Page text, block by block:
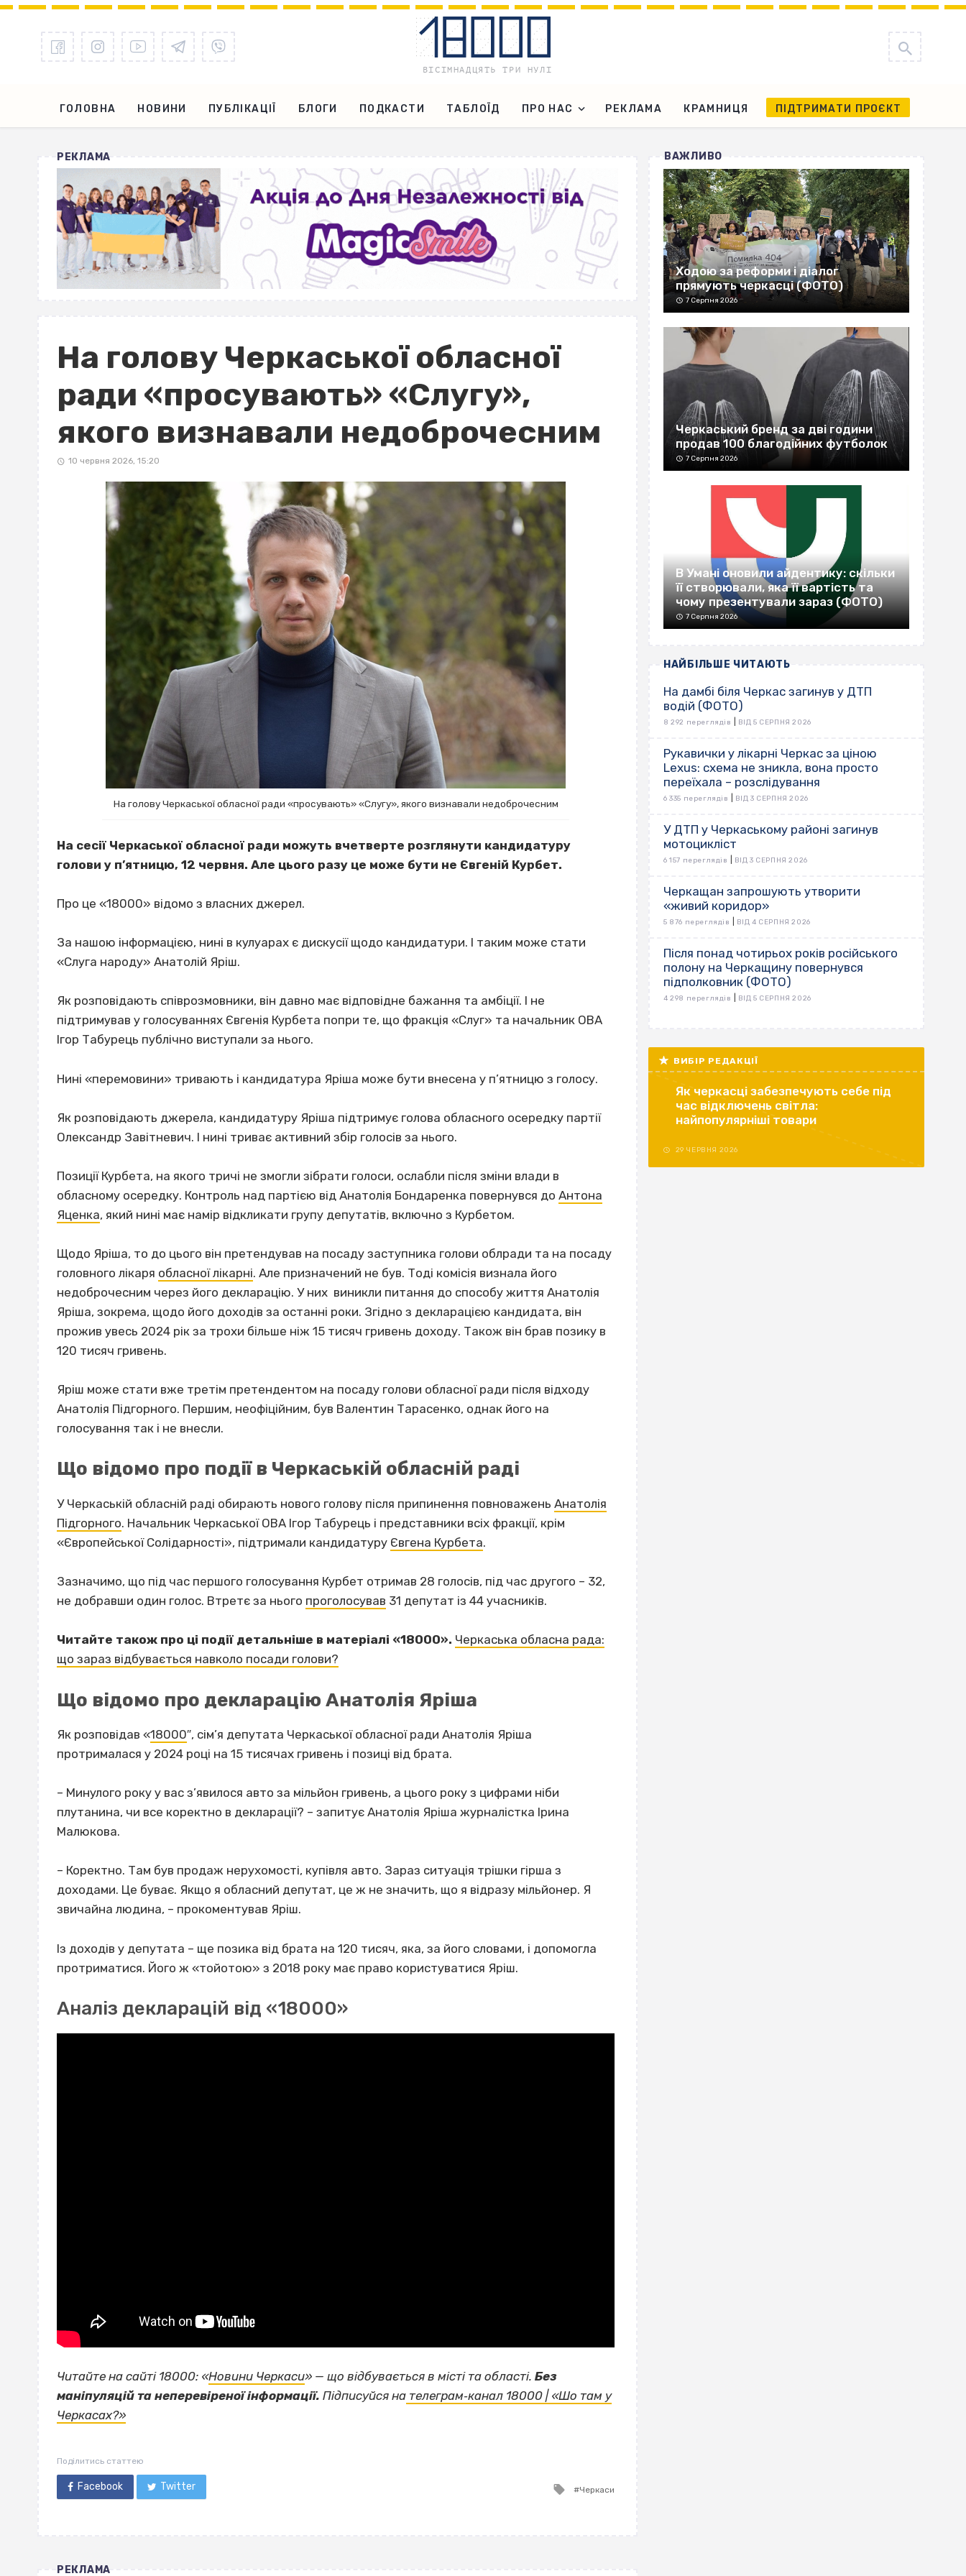
ГОЛОВНА НОВИНИ ПУБЛІКАЦІЇ БЛОГИ ПОДКАСТИ ТАБЛОЇД ПРО НАС РЕКЛАМА КРАМНИЦЯ ПІДТРИМАТИ ПРОЄКТ
РЕКЛАМА
На голову Черкаської обласної
ради «просувають» «Слугу»,
якого визнавали недоброчесним
10 червня 2026, 15:20
На голову Черкаської обласної ради «просувають» «Слугу», якого визнавали недоброчесним
На сесії Черкаської обласної ради можуть вчетверте розглянути кандидатуру
голови у п’ятницю, 12 червня. Але цього разу це може бути не Євгеній Курбет.
Про це «18000» відомо з власних джерел.
За нашою інформацією, нині в кулуарах є дискусії щодо кандидатури. І таким може стати
«Слуга народу» Анатолій Яріш.
Як розповідають співрозмовники, він давно має відповідне бажання та амбіції. І не
підтримував у голосуваннях Євгенія Курбета попри те, що фракція «Слуг» та начальник ОВА
Ігор Табурець публічно виступали за нього.
Нині «перемовини» тривають і кандидатура Яріша може бути внесена у п’ятницю з голосу.
Як розповідають джерела, кандидатуру Яріша підтримує голова обласного осередку партії
Олександр Завітневич. І нині триває активний збір голосів за нього.
Позиції Курбета, на якого тричі не змогли зібрати голоси, ослабли після зміни влади в
обласному осередку. Контроль над партією від Анатолія Бондаренка повернувся до Антона
Яценка, який нині має намір відкликати групу депутатів, включно з Курбетом.
Щодо Яріша, то до цього він претендував на посаду заступника голови облради та на посаду
головного лікаря обласної лікарні. Але призначений не був. Тоді комісія визнала його
недоброчесним через його декларацію. У них виникли питання до способу життя Анатолія
Яріша, зокрема, щодо його доходів за останні роки. Згідно з декларацією кандидата, він
прожив увесь 2024 рік за трохи більше ніж 15 тисяч гривень доходу. Також він брав позику в
120 тисяч гривень.
Яріш може стати вже третім претендентом на посаду голови обласної ради після відходу
Анатолія Підгорного. Першим, неофіційним, був Валентин Тарасенко, однак його на
голосування так і не внесли.
Що відомо про події в Черкаській обласній раді
У Черкаській обласній раді обирають нового голову після припинення повноважень Анатолія
Підгорного. Начальник Черкаської ОВА Ігор Табурець і представники всіх фракції, крім
«Європейської Солідарності», підтримали кандидатуру Євгена Курбета.
Зазначимо, що під час першого голосування Курбет отримав 28 голосів, під час другого – 32,
не добравши один голос. Втретє за нього проголосував 31 депутат із 44 учасників.
Читайте також про ці події детальніше в матеріалі «18000». Черкаська обласна рада:
що зараз відбувається навколо посади голови?
Що відомо про декларацію Анатолія Яріша
Як розповідав «18000″, сім’я депутата Черкаської обласної ради Анатолія Яріша
протрималася у 2024 році на 15 тисячах гривень і позиці від брата.
– Минулого року у вас з’явилося авто за мільйон гривень, а цього року з цифрами ніби
плутанина, чи все коректно в декларації? – запитує Анатолія Яріша журналістка Ірина
Малюкова.
– Коректно. Там був продаж нерухомості, купівля авто. Зараз ситуація трішки гірша з
доходами. Це буває. Якщо я обласний депутат, це ж не значить, що я відразу мільйонер. Я
звичайна людина, – прокоментував Яріш.
Із доходів у депутата – ще позика від брата на 120 тисяч, яка, за його словами, і допомогла
протриматися. Його ж «тойотою» з 2018 року має право користуватися Яріш.
Аналіз декларацій від «18000»
Читайте на сайті 18000: «Новини Черкаси» — що відбувається в місті та області. Без
маніпуляцій та неперевіреної інформації. Підписуйся на телеграм‐канал 18000 | «Шо там у
Черкасах?»
Поділитись статтею
Facebook Twitter
Tagged
Черкаси
РЕКЛАМА
ВАЖЛИВО
Ходою за реформи і діалог
прямують черкасці (ФОТО)
7 Серпня 2026
Черкаський бренд за дві години
продав 100 благодійних футболок
7 Серпня 2026
В Умані оновили айдентику: скільки
її створювали, яка її вартість та
чому презентували зараз (ФОТО)
7 Серпня 2026
НАЙБІЛЬШЕ ЧИТАЮТЬ
На дамбі біля Черкас загинув у ДТП
водій (ФОТО)
8 292 переглядів ВІД 5 СЕРПНЯ 2026
Рукавички у лікарні Черкас за ціною
Lexus: схема не зникла, вона просто
переїхала – розслідування
6 335 переглядів ВІД 3 СЕРПНЯ 2026
У ДТП у Черкаському районі загинув
мотоцикліст
6 157 переглядів ВІД 3 СЕРПНЯ 2026
Черкащан запрошують утворити
«живий коридор»
5 876 переглядів ВІД 4 СЕРПНЯ 2026
Після понад чотирьох років російського
полону на Черкащину повернувся
підполковник (ФОТО)
4 298 переглядів ВІД 5 СЕРПНЯ 2026
ВИБІР РЕДАКЦІЇ
Як черкасці забезпечують себе під
час відключень світла:
найпопулярніші товари
29 ЧЕРВНЯ 2026